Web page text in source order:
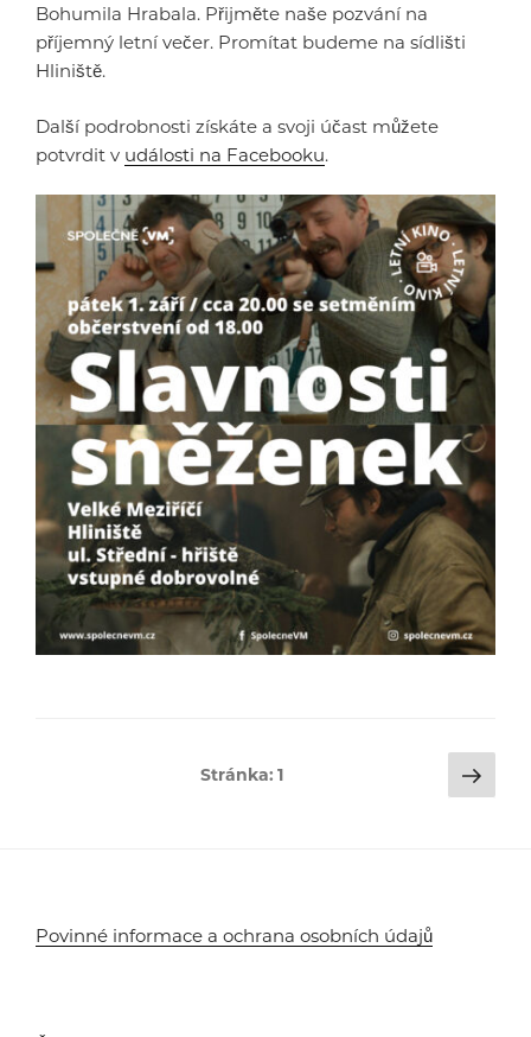
Bohumila Hrabala. Přijměte naše pozvání na
příjemný letní večer. Promítat budeme na sídlišti
Hliniště.
Další podrobnosti získáte a svoji účast můžete
potvrdit v události na Facebooku.
Stránka:1
Povinné informace a ochrana osobních údajů